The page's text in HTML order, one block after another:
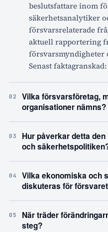
beslutsfattare inom
säkerhetsanalytiker
försvarsrelaterade
aktuell rapportering
försvarsmyndigheter
Senast faktagranskad:
02
Vilka försvarsföretag,
organisationer nämns?
03
Hur påverkar detta
och
04
Vilka ekonomiska och
diskuteras för
05
När träder
steg?